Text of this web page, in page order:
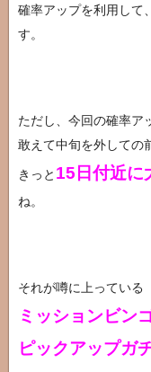
確率アップを利用して
す。
ただし、今回の確率ア
敢えて中旬を外しての
きっと 15日付近に
ね。
それが噂に上っている
ミッションビン
ピックアップガ